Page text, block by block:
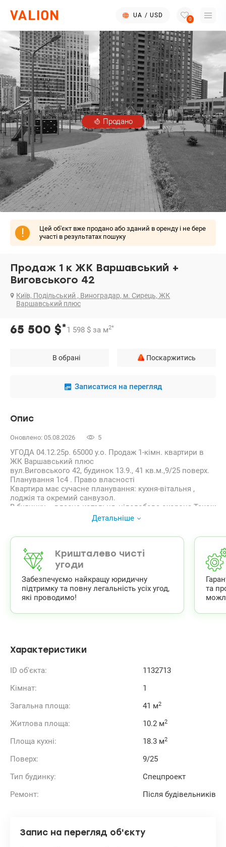
UA / USD
0
Продано
!
Цей об'єкт вже продано або зданий в оренду і не бере
участі в результатах пошуку
Продаж 1 к ЖК Варшавський +
Виговського 42
Київ, Подільський , Виноградар, м. Сирець, ЖК
Варшавський плюс
65 500 $*1 598 $ за м2*
В обрані Поскаржитись
Записатися на перегляд
Опис
Оновлено: 05.08.2026 5
УГОДА 04.12.25р. 65000 у.о. Продаж 1-кімн. квартири в
ЖК Варшавський плюс
вул.Виговського 42, будинок 13.9., 41 кв.м.,9/25 поверх.
Планування 1с4 . Право власності
Квартира має сучасне планування: кухня-вітальня ,
лоджія та окремий санвузол.
В будинку – власна котельня, цілодобова охорона.Також
є генератор, при відключенні світла ліфти завжди
Розташовані дитячі і спортивні майданчики на закритій
території. Поруч паркінг , школи та дитячі садочки ,
поліклініка. ТРЦ Ретровіль, Новус, кінотеатр, кафе,
салони краси-все в пешій доступність.
Зручна локація: зупинка транспорту біля будинку, до
метро Нівки або Оболонь – 20 хвилин громадським
транспортом. Будується станція метро Мостицька.
Valion.ua/1132713
Детальніше
Кришталево чисті
угоди
Забезпечуємо найкращу юридичну
підтримку та повну легальність усіх угод,
які проводимо!
та
Характеристики
ID об'єкта:
1132713
Кімнат:
1
Загальна площа:
41 м2
Житлова площа: 10.2 м2
Площа кухні: 18.3 м2
Поверх:
9/25
Тип будинку:
Спецпроект
Ремонт:
Після будівельників
Запис на перегляд об'єкту